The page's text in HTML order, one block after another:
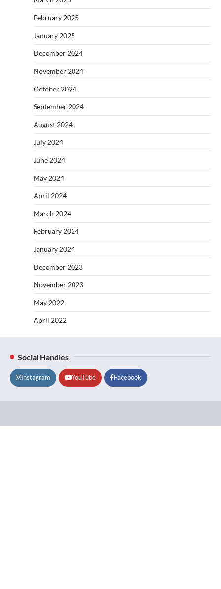
February 2025
January 2025
December 2024
November 2024
October 2024
September 2024
August 2024
July 2024
June 2024
May 2024
April 2024
March 2024
February 2024
January 2024
December 2023
November 2023
May 2022
April 2022
Social Handles
Instagram YouTube Facebook